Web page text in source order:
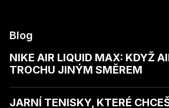
Blog
NIKE AIR LIQUID MAX: KDYŽ
TROCHU JINÝM SMĚREM
JARNÍ TENISKY, KTERÉ